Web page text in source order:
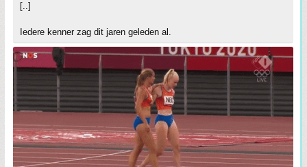
[..]
Iedere kenner zag dit jaren geleden al.